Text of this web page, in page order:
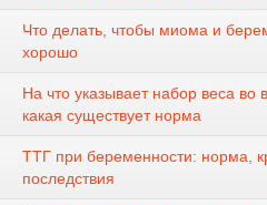
Что делать, чтобы миома и
хорошо
На что указывает набор веса во
какая существует норма
ТТГ при беременности: норма,
последствия